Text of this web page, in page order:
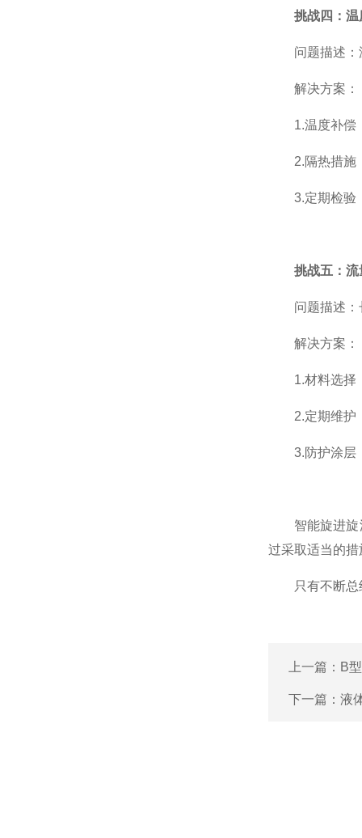
挑战四：
问题描述：
解决方案：
1.温度补偿：
2.隔热措施：
3.定期检验：
挑战五：
问题描述：长
解决方案：
1.材料选择：
2.定期维护：
3.防护涂层：
智能旋进旋涡
过采取适当的
只有不断总结
上一篇： B
下一篇： 液